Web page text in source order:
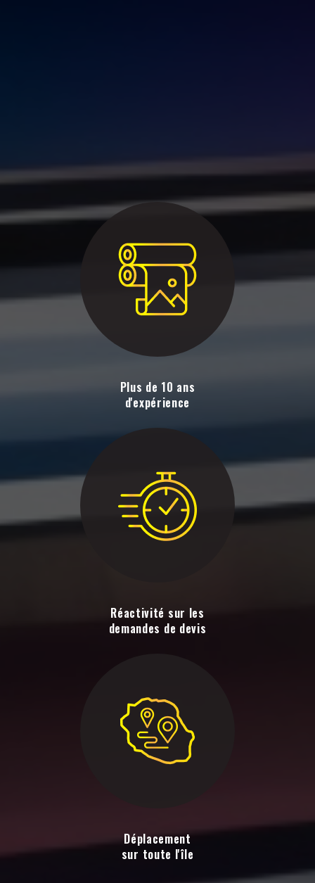
Plus de 10 ans
d'expérience
Réactivité sur les
demandes de devis
Déplacement
sur toute l'île